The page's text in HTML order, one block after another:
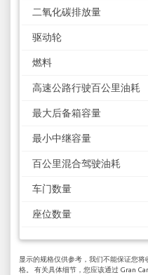
二氧化碳排放量
驱动轮
燃料
高速公路行驶百公里油耗
最大后备箱容量
最小中继容量
百公里混合驾驶油耗
车门数量
座位数量
显示的规格仅供参考，我们不能保证您
格。 有关具体细节，您应该通过 Gran